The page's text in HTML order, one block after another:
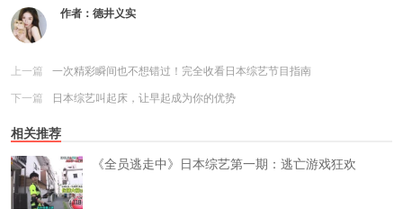
作者： 德井义实
上一篇
一次精彩瞬间也不想错过！完全收看日本综艺节目指南
下一篇
日本综艺叫起床，让早起成为你的优势
相关推荐
《全员逃走中》日本综艺第一期：逃亡游戏狂欢